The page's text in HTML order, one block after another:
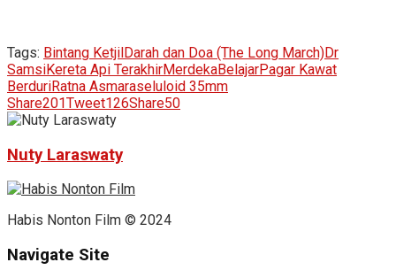
Tags: Bintang KetjilDarah dan Doa (The Long March)Dr
SamsiKereta Api TerakhirMerdekaBelajarPagar Kawat
BerduriRatna Asmaraseluloid 35mm
Share201Tweet126Share50
Nuty Laraswaty
Habis Nonton Film © 2024
Navigate Site